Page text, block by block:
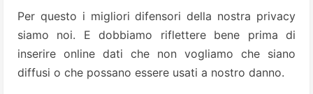
Per questo i migliori difensori della nostra privacy
siamo noi. E dobbiamo riflettere bene prima di
inserire online dati che non vogliamo che siano
diffusi o che possano essere usati a nostro danno.